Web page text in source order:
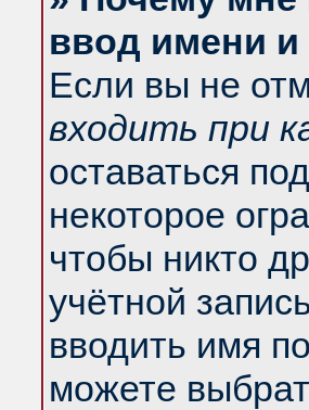
ввод имени и
Если вы не
входить при
оставаться
некоторое
чтобы никто
учётной
вводить имя
можете